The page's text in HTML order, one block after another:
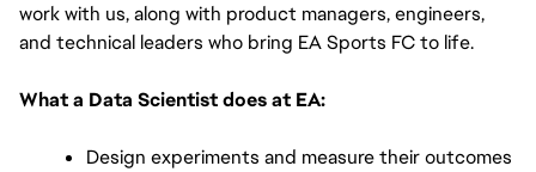
work with us, along with product managers, engineers,
and technical leaders who bring EA Sports FC to life.
What a Data Scientist does at EA:
Design experiments and measure their outcomes